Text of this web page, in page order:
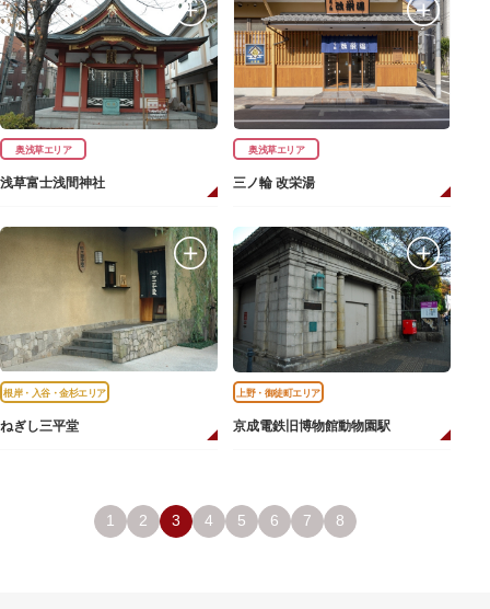
奥浅草エリア
浅草富士浅間神社
奥浅草エリア
三ノ輪 改栄湯
根岸・入谷・金杉エリア
ねぎし三平堂
上野・御徒町エリア
京成電鉄旧博物館動物園駅
1 2 3 4 5 6 7 8